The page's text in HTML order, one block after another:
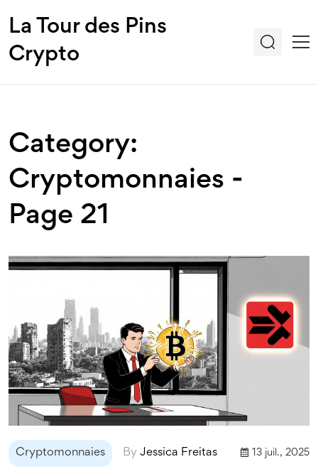
La Tour des Pins
Crypto
Category:
Cryptomonnaies -
Page 21
Cryptomonnaies By Jessica Freitas 13 juil., 2025